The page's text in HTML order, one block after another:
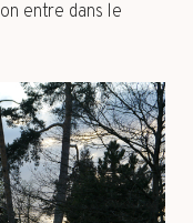
entre dans le